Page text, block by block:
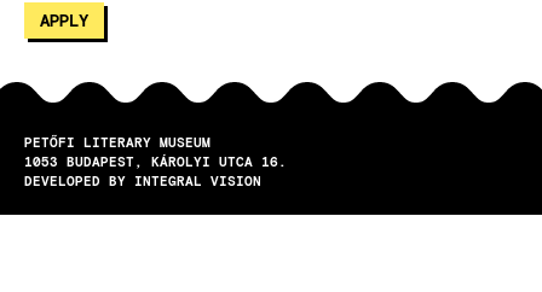
PETŐFI LITERARY MUSEUM
1053
BUDAPEST
KÁROLYI UTCA 16.
DEVELOPED BY INTEGRAL VISION